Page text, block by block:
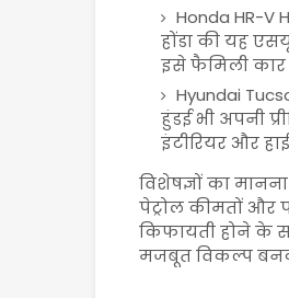
Honda HR-V
होंडा की यह
इसे फैमिली
Hyundai
हुंडई भी अपनी
इंटीरियर और
विशेषज्ञों का
पेट्रोल कीमतों
किफायती होने के
मजबूत विकल्प